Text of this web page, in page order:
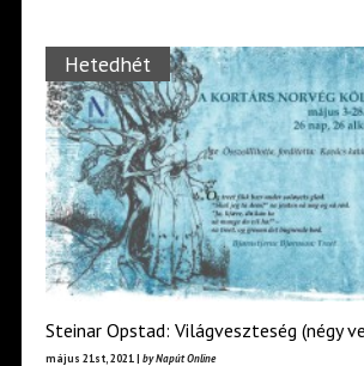
Hetedhét
Steinar Opstad: Világveszteség (négy
május 21st, 2021 | by Napút Online